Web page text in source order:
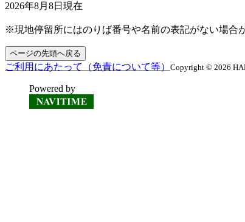
2026年8月8日 現在
※現地停留所にはのりば番号や名前の表記がない場合
ページの先頭へ戻る
ご利用にあたって（免責について等） Copyright © 2026
Powered by